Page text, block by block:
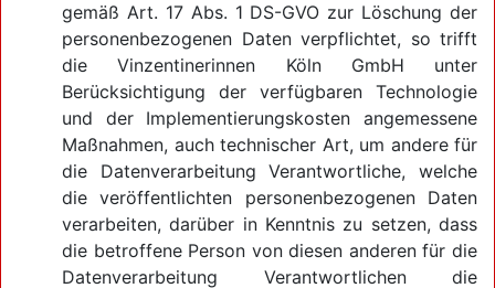
gemäß Art. 17 Abs. 1 DS-GVO zur Löschung der
personenbezogenen Daten verpflichtet, so trifft
die Vinzentinerinnen Köln GmbH unter
Berücksichtigung der verfügbaren Technologie
und der Implementierungskosten angemessene
Maßnahmen, auch technischer Art, um andere für
die Datenverarbeitung Verantwortliche, welche
die veröffentlichten personenbezogenen Daten
verarbeiten, darüber in Kenntnis zu setzen, dass
die betroffene Person von diesen anderen für die
Datenverarbeitung Verantwortlichen die